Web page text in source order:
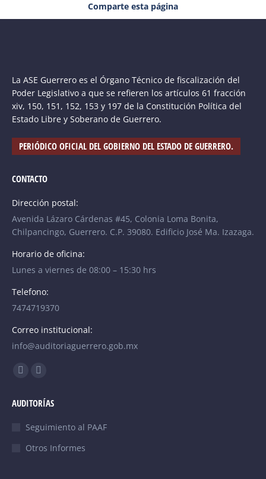
Comparte esta página
La ASE Guerrero es el Órgano Técnico de fiscalización del
Poder Legislativo a que se refieren los artículos 61 fracción
xiv, 150, 151, 152, 153 y 197 de la Constitución Política del
Estado Libre y Soberano de Guerrero.
PERIÓDICO OFICIAL DEL GOBIERNO DEL ESTADO DE GUERRERO.
CONTACTO
Dirección postal:
Avenida Lázaro Cárdenas #45, Colonia Loma Bonita,
Chilpancingo, Guerrero. C.P. 39080. Edificio José Ma. Izazaga.
Horario de oficina:
Lunes a viernes de 08:00 – 15:30 hrs
Telefono:
7474719370
Correo institucional:
info@auditoriaguerrero.gob.mx
Find us on:
opens
in
window
opens
in
window
AUDITORÍAS
Seguimiento al PAAF
Otros Informes